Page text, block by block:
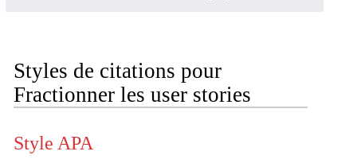
Styles de citations pour
Fractionner les user stories
Style APA